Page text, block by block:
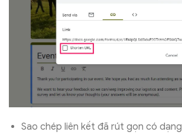
Sao chép liên kết đã rút gọn có dạng